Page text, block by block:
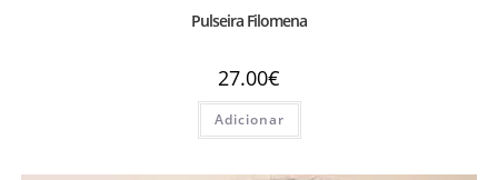
Pulseira Filomena
27.00€
Adicionar